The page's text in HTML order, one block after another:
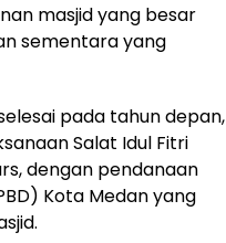
masjid yang besar
sementara yang
pada tahun depan,
Salat Idul Fitri
dengan pendanaan
Kota Medan yang